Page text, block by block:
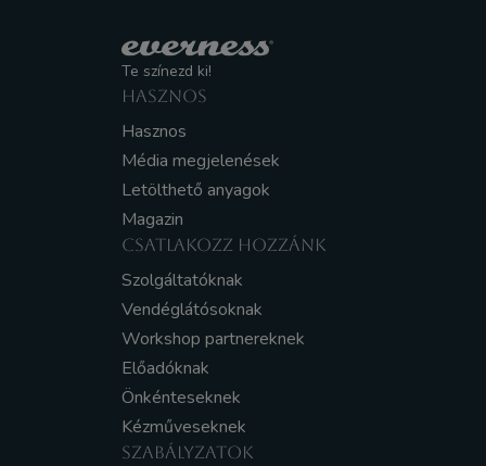
Te színezd ki!
HASZNOS
Hasznos
Média megjelenések
Letölthető anyagok
Magazin
CSATLAKOZZ HOZZÁNK
Szolgáltatóknak
Vendéglátósoknak
Workshop partnereknek
Előadóknak
Önkénteseknek
Kézműveseknek
SZABÁLYZATOK